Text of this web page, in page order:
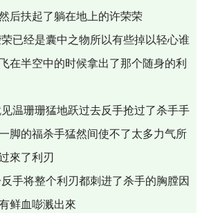
后扶起了躺在地上的许荣荣
已经是囊中之物所以有些掉以轻心谁
在半空中的时候拿出了那个随身的利
温珊珊猛地跃过去反手抢过了杀手手
脚的福杀手猛然间使不了太多力气所
來了利刃
手将整个利刃都刺进了杀手的胸膛因
鲜血嘭溅出來